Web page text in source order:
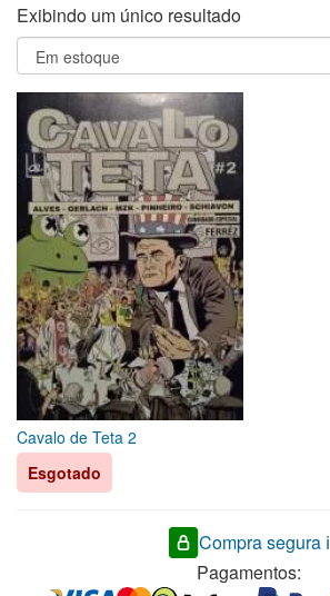
Exibindo um único resultado
Cavalo de Teta 2
Esgotado
Compra segura ℹ️
Pagamentos: